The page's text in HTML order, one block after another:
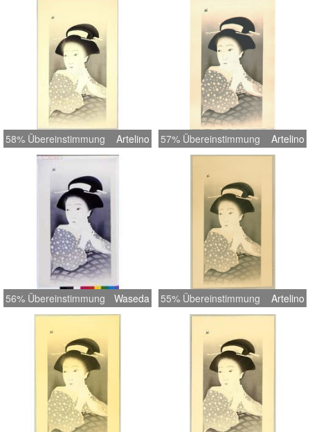
58% Übereinstimmung Artelino 57% Übereinstimmung Artelino
56% Übereinstimmung Waseda 55% Übereinstimmung Artelino